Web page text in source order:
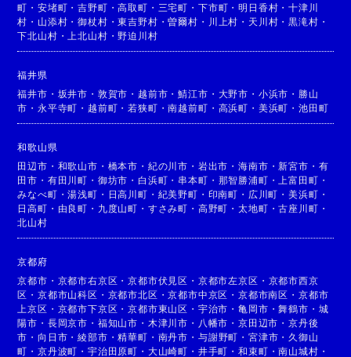
町 ・安堵町 ・吉野町 ・高取町 ・ 三宅町 ・ 下市町 ・明日香村 ・十津川
村 ・ 山添村 ・御杖村 ・東吉野村 ・曽爾村 ・ 川上村 ・ 天川村 ・黒滝村 ・
下北山村 ・上北山村 ・野迫川村
福井県
福井市 ・ 坂井市 ・ 敦賀市 ・ 越前市 ・鯖江市 ・ 大野市 ・ 小浜市 ・ 勝山
市 ・永平寺町 ・ 越前町 ・若狭町 ・南越前町 ・ 高浜町 ・ 美浜町 ・ 池田町
和歌山県
田辺市 ・ 和歌山市 ・ 橋本市 ・ 紀の川市 ・ 岩出市 ・海南市 ・新宮市 ・ 有
田市 ・ 有田川町 ・ 御坊市 ・白浜町 ・ 串本町 ・ 那智勝浦町 ・上富田町 ・
みなべ町 ・湯浅町 ・ 日高川町 ・ 紀美野町 ・ 印南町 ・ 広川町 ・美浜町 ・
日高町 ・ 由良町 ・ 九度山町 ・ すさみ町 ・ 高野町 ・太地町 ・古座川町 ・
北山村
京都府
京都市 ・ 京都市右京区 ・京都市伏見区 ・ 京都市左京区 ・ 京都市西京
区 ・京都市山科区 ・ 京都市北区 ・京都市中京区 ・京都市南区 ・ 京都市
上京区 ・ 京都市下京区 ・京都市東山区 ・ 宇治市 ・亀岡市 ・舞鶴市 ・ 城
陽市 ・ 長岡京市 ・ 福知山市 ・ 木津川市 ・ 八幡市 ・京田辺市 ・京丹後
市 ・向日市 ・綾部市 ・精華町 ・ 南丹市 ・ 与謝野町 ・ 宮津市 ・ 久御山
町 ・京丹波町 ・宇治田原町 ・ 大山崎町 ・ 井手町 ・和束町 ・南山城村 ・